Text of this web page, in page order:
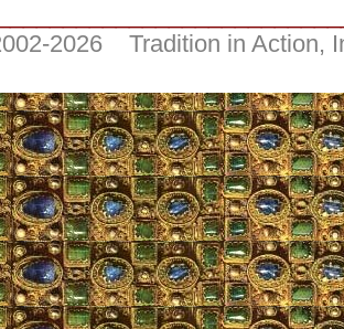
2026 Tradition in Action,